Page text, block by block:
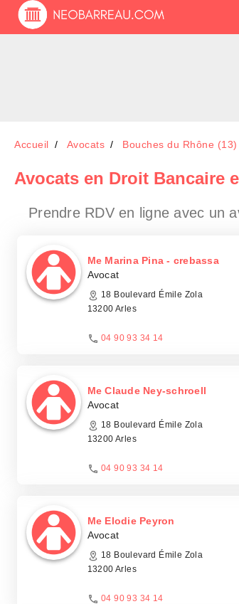
Accueil Avocats Bouches du Rhône (13)
Avocats en Droit Bancaire
Prendre RDV en ligne avec un
Me Marina Pina - crebassa
Avocat
18 Boulevard Émile Zola
13200 Arles
04 90 93 34 14
Me Claude Ney-schroell
Avocat
18 Boulevard Émile Zola
13200 Arles
04 90 93 34 14
Me Elodie Peyron
Avocat
18 Boulevard Émile Zola
13200 Arles
04 90 93 34 14